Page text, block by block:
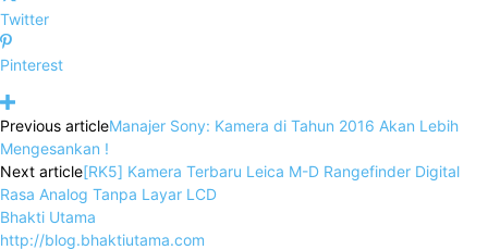
Twitter
Pinterest
Previous articleManajer Sony: Kamera di Tahun 2016 Akan Lebih
Mengesankan !
Next article[RK5] Kamera Terbaru Leica M-D Rangefinder Digital
Rasa Analog Tanpa Layar LCD
Bhakti Utama
http://blog.bhaktiutama.com